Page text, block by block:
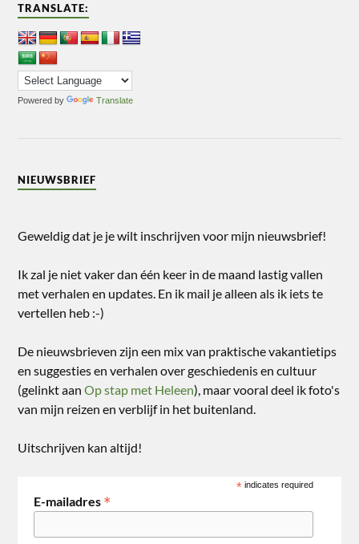
TRANSLATE:
Powered by Translate
NIEUWSBRIEF
Geweldig dat je je wilt inschrijven voor mijn nieuwsbrief!
Ik zal je niet vaker dan één keer in de maand lastig vallen
met verhalen en updates. En ik mail je alleen als ik iets te
vertellen heb :-)
De nieuwsbrieven zijn een mix van praktische vakantietips
en suggesties en verhalen over geschiedenis en cultuur
(gelinkt aanOp stap met Heleen), maar vooral deel ik foto's
van mijn reizen en verblijf in het buitenland.
Uitschrijven kan altijd!
* indicates required
E-mailadres *